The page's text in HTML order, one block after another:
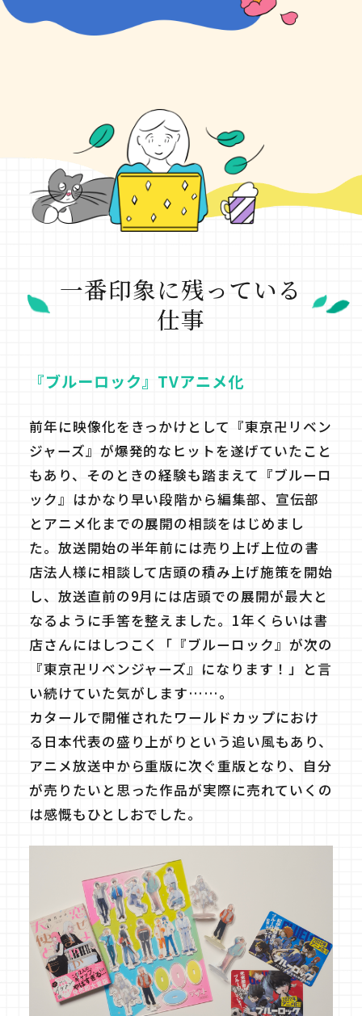
一番印象に残っている
仕事
『ブルーロック』TVアニメ化
前年に映像化をきっかけとして『東京卍リベン
ジャーズ』が爆発的なヒットを遂げていたこと
もあり、そのときの経験も踏まえて『ブルーロ
ック』はかなり早い段階から編集部、宣伝部
とアニメ化までの展開の相談をはじめまし
た。放送開始の半年前には売り上げ上位の書
店法人様に相談して店頭の積み上げ施策を開始
し、放送直前の9月には店頭での展開が最大と
なるように手筈を整えました。1年くらいは書
店さんにはしつこく「『ブルーロック』が次の
『東京卍リベンジャーズ』になります！」と言
い続けていた気がします……。
カタールで開催されたワールドカップにおけ
る日本代表の盛り上がりという追い風もあり、
アニメ放送中から重版に次ぐ重版となり、自分
が売りたいと思った作品が実際に売れていくの
は感慨もひとしおでした。